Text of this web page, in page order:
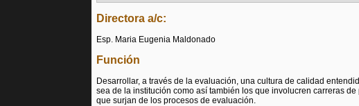
Directora a/c:
Esp. Maria Eugenia Maldonado
Función
Desarrollar, a través de la evaluación, una cultura de calidad
sea de la institución como así también los que involucren carreras
que surjan de los procesos de evaluación.